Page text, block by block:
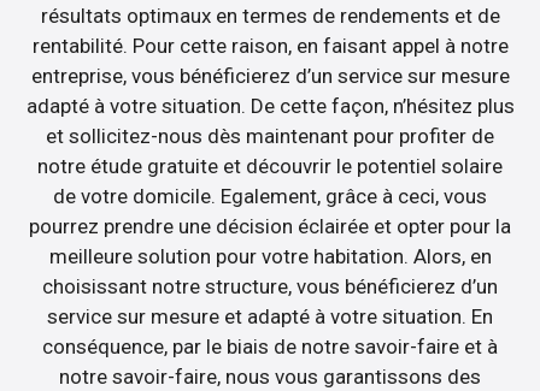
résultats optimaux en termes de rendements et de
rentabilité. Pour cette raison, en faisant appel à notre
entreprise, vous bénéficierez d’un service sur mesure
adapté à votre situation. De cette façon, n’hésitez plus
et sollicitez-nous dès maintenant pour profiter de
notre étude gratuite et découvrir le potentiel solaire
de votre domicile. Egalement, grâce à ceci, vous
pourrez prendre une décision éclairée et opter pour la
meilleure solution pour votre habitation. Alors, en
choisissant notre structure, vous bénéficierez d’un
service sur mesure et adapté à votre situation. En
conséquence, par le biais de notre savoir-faire et à
notre savoir-faire, nous vous garantissons des